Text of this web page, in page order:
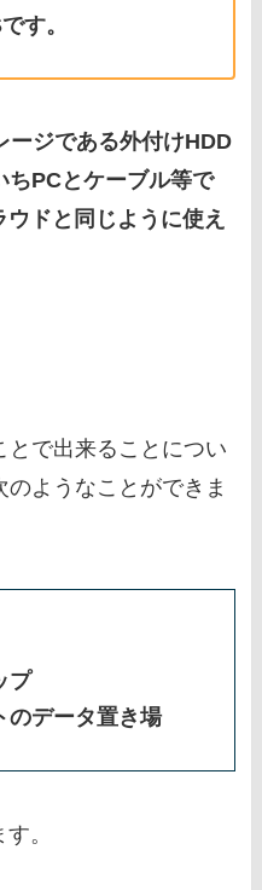
す。
ージである外付けHDD
ちPCとケーブル等で
ドと同じように使え
とで出来ることについ
ようなことができま
プ
のデータ置き場
。